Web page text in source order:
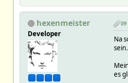
hexenmeister
Developer
09
Na
sein.
es